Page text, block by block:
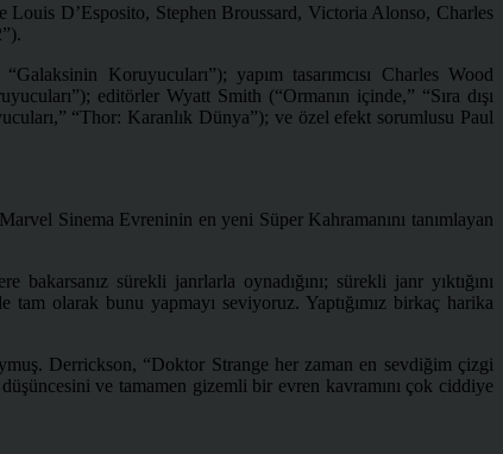
Louis D’Esposito, Stephen Broussard, Victoria Alonso, Charles
Koruyucuları”); yapım tasarımcısı Charles Wood
editörler Wyatt Smith (“Ormanın içinde,” “Sıra dışı
“Thor: Karanlık Dünya”); ve özel efekt sorumlusu Paul
Sinema Evreninin en yeni Süper Kahramanını tanımlayan
sürekli janrlarla oynadığını; sürekli janr yıktığını
olarak bunu yapmayı seviyoruz. Yaptığımız birkaç harika
Derrickson, “Doktor Strange her zaman en sevdiğim çizgi
ve tamamen gizemli bir evren kavramını çok ciddiye